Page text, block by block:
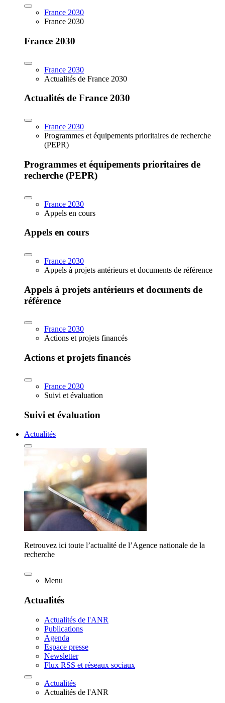
France 2030
France 2030
France 2030
France 2030
Actualités de France 2030
Actualités de France 2030
France 2030
Programmes et équipements prioritaires de recherche
(PEPR)
Programmes et équipements prioritaires de
recherche (PEPR)
France 2030
Appels en cours
Appels en cours
France 2030
Appels à projets antérieurs et documents de référence
Appels à projets antérieurs et documents de
référence
France 2030
Actions et projets financés
Actions et projets financés
France 2030
Suivi et évaluation
Suivi et évaluation
Actualités
Retrouvez ici toute l’actualité de l’Agence nationale de la
recherche
Menu
Actualités
Actualités de l'ANR
Publications
Agenda
Espace presse
Newsletter
Flux RSS et réseaux sociaux
Actualités
Actualités de l'ANR